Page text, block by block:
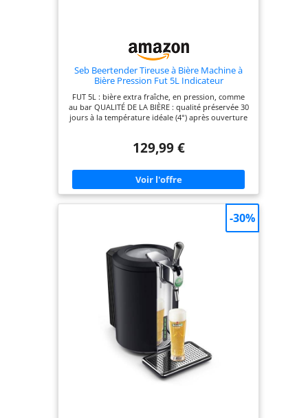
placer l'extrémité du tube dans le robinet de
service
Seb Beertender Tireuse à Bière Machine à
Bière Pression Fut 5L Indicateur
Température Rouge 70 W VB310510
FUT 5L : bière extra fraîche, en pression, comme
au bar QUALITÉ DE LA BIÈRE : qualité préservée 30
jours à la température idéale (4°) après ouverture
Beertender des marques Heineken, Desperados,
Edelweiss, Fisher, Affligem blonde, Affligem cuvée
Carmin INDICATEUR DE TEMPERATURE : permet de
connaitre le niveau de refroidissement du fût,
pour une dégustation toujours à la température
ERGONOMIQUE : pour un service parfait en toute
simplicité POIGNÉE : permet d'incliner le verre à
45° dans un premier temps, puis de le redresser
petit à petit jusqu'à obtenir le juste niveau de
mousse PLATEAU ÉGOUTTOIR AMOVIBLE : pour
un nettoyage pratique et rapide
129,99 €
-30%